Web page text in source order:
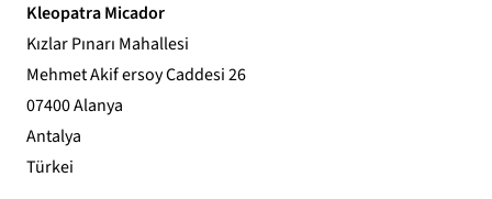
Kleopatra Micador
Kızlar Pınarı Mahallesi
Mehmet Akif ersoy Caddesi 26
07400 Alanya
Antalya
Türkei